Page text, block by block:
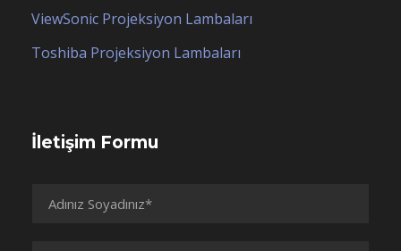
ViewSonic Projeksiyon Lambaları
Toshiba Projeksiyon Lambaları
İletişim Formu